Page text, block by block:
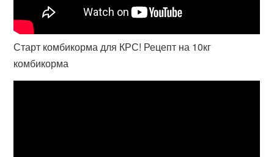
Старт комбикорма для КРС! Рецепт на 10кг
комбикорма